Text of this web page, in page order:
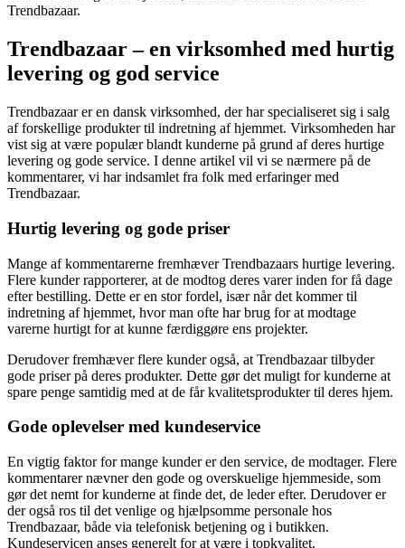
Trendbazaar.
Trendbazaar – en virksomhed med hurtig
levering og god service
Trendbazaar er en dansk virksomhed, der har specialiseret sig i salg
af forskellige produkter til indretning af hjemmet. Virksomheden har
vist sig at være populær blandt kunderne på grund af deres hurtige
levering og gode service. I denne artikel vil vi se nærmere på de
kommentarer, vi har indsamlet fra folk med erfaringer med
Trendbazaar.
Hurtig levering og gode priser
Mange af kommentarerne fremhæver Trendbazaars hurtige levering.
Flere kunder rapporterer, at de modtog deres varer inden for få dage
efter bestilling. Dette er en stor fordel, især når det kommer til
indretning af hjemmet, hvor man ofte har brug for at modtage
varerne hurtigt for at kunne færdiggøre ens projekter.
Derudover fremhæver flere kunder også, at Trendbazaar tilbyder
gode priser på deres produkter. Dette gør det muligt for kunderne at
spare penge samtidig med at de får kvalitetsprodukter til deres hjem.
Gode oplevelser med kundeservice
En vigtig faktor for mange kunder er den service, de modtager. Flere
kommentarer nævner den gode og overskuelige hjemmeside, som
gør det nemt for kunderne at finde det, de leder efter. Derudover er
der også ros til det venlige og hjælpsomme personale hos
Trendbazaar, både via telefonisk betjening og i butikken.
Kundeservicen anses generelt for at være i topkvalitet.